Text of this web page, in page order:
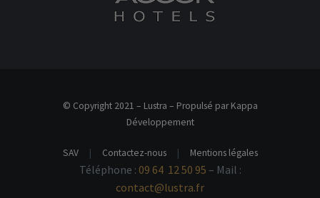
© Copyright 2021 – Lustra – Propulsé par Kappa
Développement
SAV Contactez-nous Mentions légales
Téléphone : 09 64 12 50 95 – Mail :
contact@lustra.fr